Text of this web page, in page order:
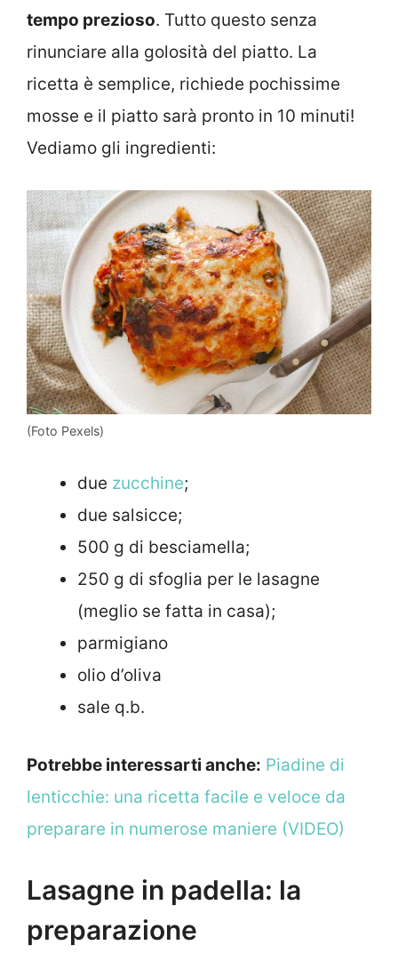
tempo prezioso. Tutto questo senza
rinunciare alla golosità del piatto. La
ricetta è semplice, richiede pochissime
mosse e il piatto sarà pronto in 10 minuti!
Vediamo gli ingredienti:
(Foto Pexels)
due zucchine;
due salsicce;
500 g di besciamella;
250 g di sfoglia per le lasagne
(meglio se fatta in casa);
parmigiano
olio d’oliva
sale q.b.
Potrebbe interessarti anche: Piadine di
lenticchie: una ricetta facile e veloce da
preparare in numerose maniere (VIDEO)
Lasagne in padella: la
preparazione